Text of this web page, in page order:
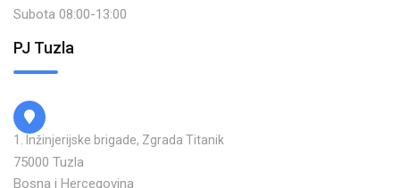
Subota 08:00-13:00
PJ Tuzla
1. Inžinjerijske brigade, Zgrada Titanik
75000 Tuzla
Bosna i Hercegovina